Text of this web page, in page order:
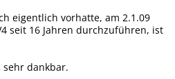
eigentlich vorhatte, am 2.1.09
seit 16 Jahren durchzuführen, ist
dankbar.